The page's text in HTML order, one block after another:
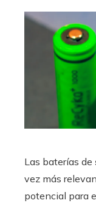
Las baterías de
vez más
potencial para